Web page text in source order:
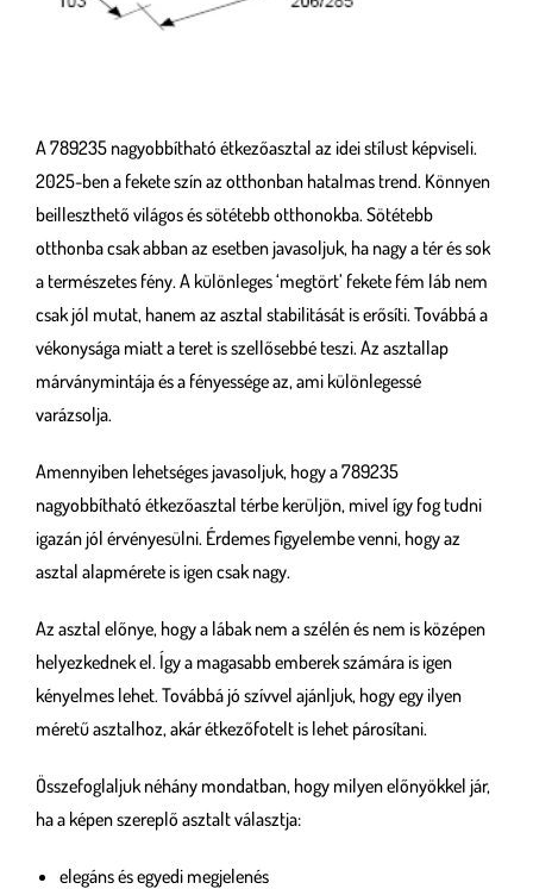
A 789235 nagyobbítható étkezőasztal az idei stílust képviseli.
2025-ben a fekete szín az otthonban hatalmas trend. Könnyen
beilleszthető világos és sötétebb otthonokba. Sötétebb
otthonba csak abban az esetben javasoljuk, ha nagy a tér és sok
a természetes fény. A különleges ‘megtört’ fekete fém láb nem
csak jól mutat, hanem az asztal stabilitását is erősíti. Továbbá a
vékonysága miatt a teret is szellősebbé teszi. Az asztallap
márványmintája és a fényessége az, ami különlegessé
varázsolja.
Amennyiben lehetséges javasoljuk, hogy a 789235
nagyobbítható étkezőasztal térbe kerüljön, mivel így fog tudni
igazán jól érvényesülni. Érdemes figyelembe venni, hogy az
asztal alapmérete is igen csak nagy.
Az asztal előnye, hogy a lábak nem a szélén és nem is középen
helyezkednek el. Így a magasabb emberek számára is igen
kényelmes lehet. Továbbá jó szívvel ajánljuk, hogy egy ilyen
méretű asztalhoz, akár étkezőfotelt is lehet párosítani.
Összefoglaljuk néhány mondatban, hogy milyen előnyökkel jár,
ha a képen szereplő asztalt választja:
elegáns és egyedi megjelenés